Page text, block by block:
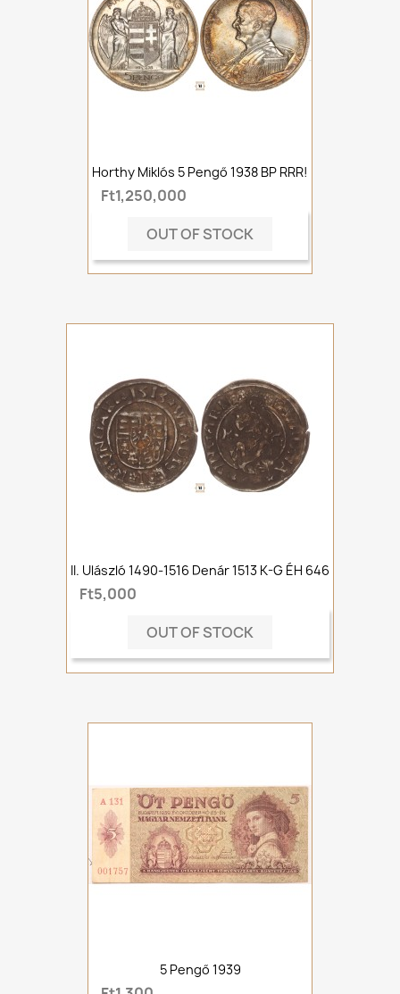
Horthy Miklós 5 Pengő 1938 BP RRR!
Ft1,250,000
OUT OF STOCK
II. Ulászló 1490-1516 Denár 1513 K-G ÉH 646
Ft5,000
OUT OF STOCK
5 Pengő 1939